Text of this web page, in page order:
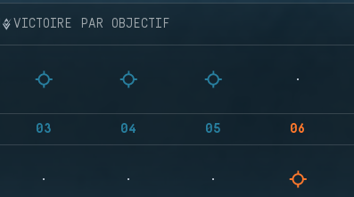
VICTOIRE PAR OBJECTIF
03 04 05 06